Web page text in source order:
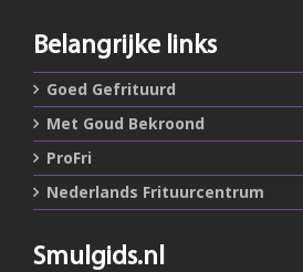
Belangrijke links
Goed Gefrituurd
Met Goud Bekroond
ProFri
Nederlands Frituurcentrum
Smulgids.nl